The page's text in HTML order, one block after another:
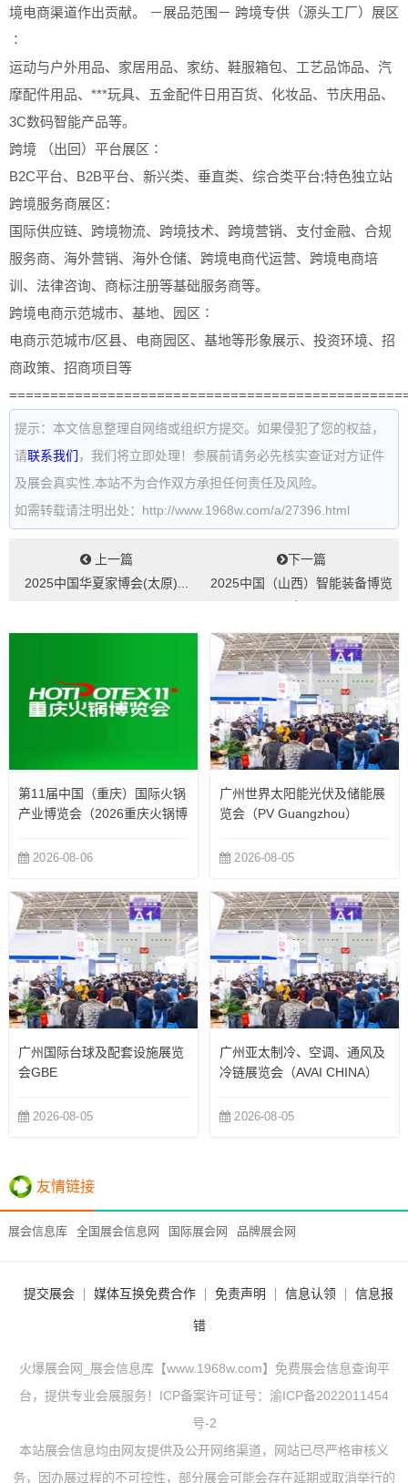
境电商渠道作出贡献。 －展品范围－ 跨境专供（源头工厂）展区
∶
运动与户外用品、家居用品、家纺、鞋服箱包、工艺品饰品、汽
摩配件用品、***玩具、五金配件日用百货、化妆品、节庆用品、
3C数码智能产品等。
跨境 （出回）平台展区∶
B2C平台、B2B平台、新兴类、垂直类、综合类平台;特色独立站
跨境服务商展区：
国际供应链、跨境物流、跨境技术、跨境营销、支付金融、合规
服务商、海外营销、海外仓储、跨境电商代运营、跨境电商培
训、法律咨询、商标注册等基础服务商等。
跨境电商示范城市、基地、园区∶
电商示范城市/区县、电商园区、基地等形象展示、投资环境、招
商政策、招商项目等
提示：本文信息整理自网络或组织方提交。如果侵犯了您的权益，
请联系我们 ，我们将立即处理！参展前请务必先核实查证对方证件
及展会真实性,本站不为合作双方承担任何责任及风险。
如需转载请注明出处：http://www.1968w.com/a/27396.html
上一篇
2025中国华夏家博会(太原)...
下一篇
2025中国（山西）智能装备博览
第11届中国（重庆）国际火锅
产业博览会（2026重庆火锅博
2026-08-06
广州世界太阳能光伏及储能展
览会（PV Guangzhou）
2026-08-05
广州国际台球及配套设施展览
会GBE
2026-08-05
广州亚太制冷、空调、通风及
冷链展览会（AVAI CHINA）
2026-08-05
友情链接
展会信息库 全国展会信息网 国际展会网 品牌展会网
提交展会 媒体互换免费合作 免责声明 信息认领 信息报
错
火爆展会网_展会信息库【www.1968w.com】免费展会信息查询平
台，提供专业会展服务！ICP备案许可证号： 渝ICP备2022011454
号-2
本站展会信息均由网友提供及公开网络渠道，网站已尽严格审核义
务，因办展过程的不可控性，部分展会可能会存在延期或取消举行的